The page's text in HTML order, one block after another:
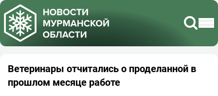
Ветеринары отчитались о проделанной в
прошлом месяце работе